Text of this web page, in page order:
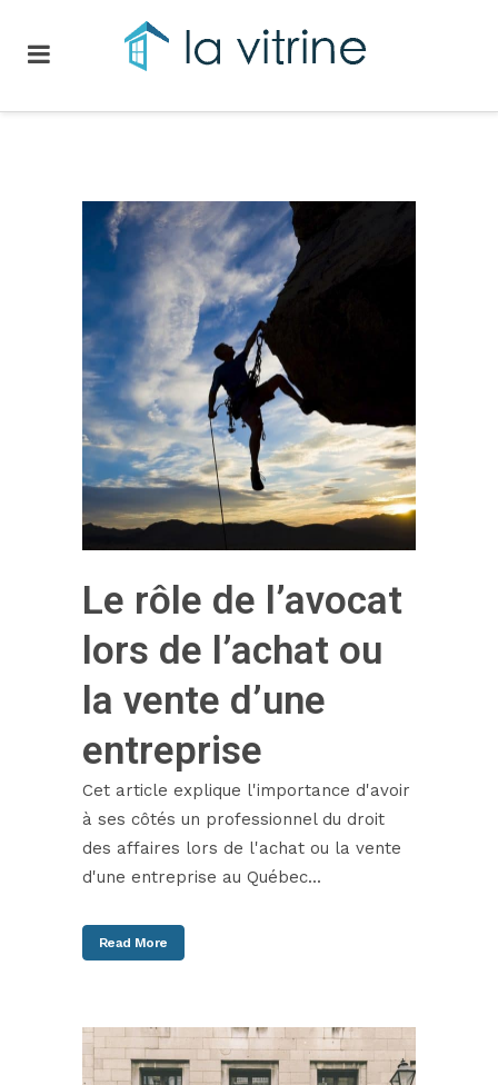
Le rôle de l’avocat
lors de l’achat ou
la vente d’une
entreprise
Cet article explique l'importance d'avoir
à ses côtés un professionnel du droit
des affaires lors de l'achat ou la vente
d'une entreprise au Québec...
Read More